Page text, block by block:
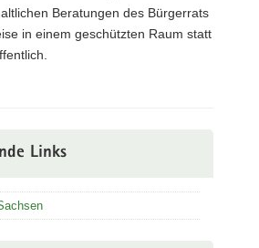
Beratungen des Bürgerrats
in einem geschützten Raum statt
Links